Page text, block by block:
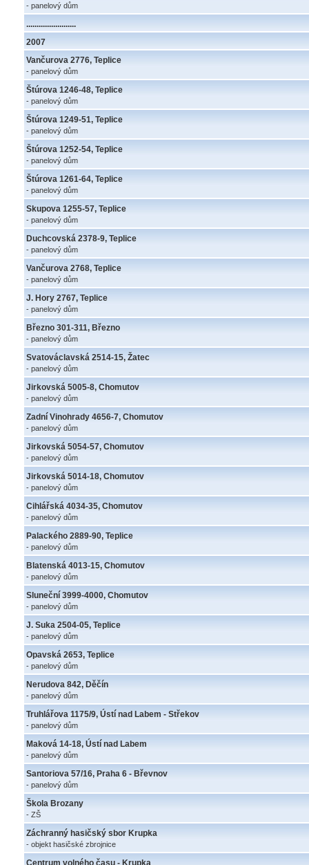
- panelový dům
........................
2007
Vančurova 2776, Teplice
- panelový dům
Štúrova 1246-48, Teplice
- panelový dům
Štúrova 1249-51, Teplice
- panelový dům
Štúrova 1252-54, Teplice
- panelový dům
Štúrova 1261-64, Teplice
- panelový dům
Skupova 1255-57, Teplice
- panelový dům
Duchcovská 2378-9, Teplice
- panelový dům
Vančurova 2768, Teplice
- panelový dům
J. Hory 2767, Teplice
- panelový dům
Březno 301-311, Březno
- panelový dům
Svatováclavská 2514-15, Žatec
- panelový dům
Jirkovská 5005-8, Chomutov
- panelový dům
Zadní Vinohrady 4656-7, Chomutov
- panelový dům
Jirkovská 5054-57, Chomutov
- panelový dům
Jirkovská 5014-18, Chomutov
- panelový dům
Cihlářská 4034-35, Chomutov
- panelový dům
Palackého 2889-90, Teplice
- panelový dům
Blatenská 4013-15, Chomutov
- panelový dům
Sluneční 3999-4000, Chomutov
- panelový dům
J. Suka 2504-05, Teplice
- panelový dům
Opavská 2653, Teplice
- panelový dům
Nerudova 842, Děčín
- panelový dům
Truhlářova 1175/9, Ústí nad Labem - Střekov
- panelový dům
Maková 14-18, Ústí nad Labem
- panelový dům
Santoriova 57/16, Praha 6 - Břevnov
- panelový dům
Škola Brozany
- ZŠ
Záchranný hasičský sbor Krupka
- objekt hasičské zbrojnice
Centrum volného času - Krupka